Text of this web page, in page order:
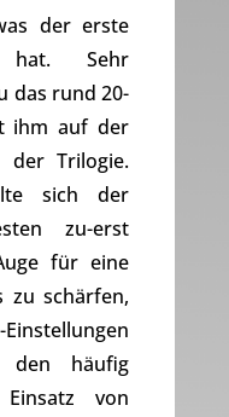
der erste
Sehr
das rund 20-
ihm auf der
der Trilogie.
sich der
zu-erst
für eine
zu schärfen,
den häufig
von